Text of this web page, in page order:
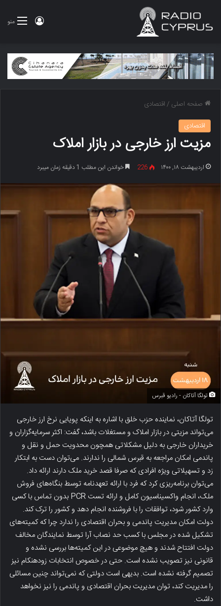
منو ورود
صفحه اصلی /اقتصادی
اقتصادی
مزیت ارز خارجی در بازار املاک
اردیبهشت ۱۸, ۱۴۰۰ 226 خواندن این مطلب 1 دقیقه زمان میبرد
تولگا آتاکان - رادیو قبرس
تولگا آتاکان، نماینده حزب خلق با اشاره به اینکه پویایی نرخ ارز خارجی
می‌تواند مزیتی در بازار املاک و مستغلات باشد، گفت: اکثر سرمایه‌گزاران و
خریداران خارجی به دلیل مشکلاتی همچون محدویت حمل و نقل و
پاندمی امکان مراجعه به قبرس شمالی را ندارند. می‌توان دست به ابتکار
زد و تسهیلاتی ویژه افرادی که صرفا قصد خرید ملک دارند ارائه داد.
می‌توان برنامه‌ریزی کرد که فرد با ارائه تعهدنامه توسط بنگاه‌های فروش
ملک، انجام واکسیناسیون کامل و ارائه تست PCR بدون تماس با کسی
وارد کشور شود، توافقات را با فروشنده انجام دهد و کشور را ترک کند.
دولت امکان مدیریت پاندمی و بحران اقتصادی را ندارد چرا که کمیته‌های
تشکیل شده در مجلس با کسب حد نصاب آرا توسط نمایندگان مخالف
دولت افتتاح شدند و هیچ موضوعی در این کمیته‌ها بررسی نشده و
قانونی نیز تصویب نشده است. حتی در خصوص انتخابات زودهنکام نیز
تصمیم گرفته نشده است. بدیهی است دولتی که نمی‌تواند چنین مسائلی
را مدیریت کند، توان مدیریت بحران اقتصادی و پاندمی را نیز نخواهد
داشت.